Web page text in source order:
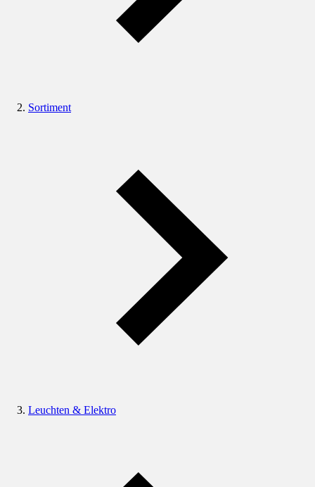
Sortiment
Leuchten & Elektro